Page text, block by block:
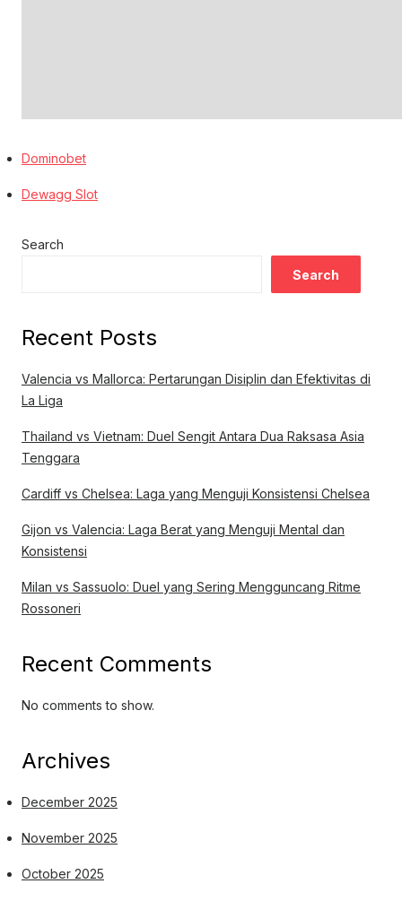
Dominobet
Dewagg Slot
Search
Search
Recent Posts
Valencia vs Mallorca: Pertarungan Disiplin dan Efektivitas di
La Liga
Thailand vs Vietnam: Duel Sengit Antara Dua Raksasa Asia
Tenggara
Cardiff vs Chelsea: Laga yang Menguji Konsistensi Chelsea
Gijon vs Valencia: Laga Berat yang Menguji Mental dan
Konsistensi
Milan vs Sassuolo: Duel yang Sering Mengguncang Ritme
Rossoneri
Recent Comments
No comments to show.
Archives
December 2025
November 2025
October 2025